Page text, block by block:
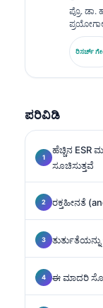
ಪ್ರೊ.
ಜರ್ಮನ್
ಅವರು,
ರಿಸರ್ಚ್
ಪರಿವಿಡಿ
ಹೆಚ್ಚಿನ ESR
ಸೂಚಿಸುತ್ತವೆ
ರಕ್ತಹೀನತೆ
ಈ ಮಾದರಿ